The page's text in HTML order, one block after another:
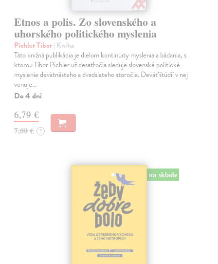
Etnos a polis. Zo slovenského a
uhorského politického myslenia
Pichler Tibor| Kniha
Táto knižná publikácia je dielom kontinuity myslenia a bádania, s
ktorou Tibor Pichler už desaťročia sleduje slovenské politické
myslenie devätnásteho a dvadsiateho storočia. Deväť štúdií v nej
venuje…
Do 4 dní
6,79 €
7,00 € ?
na sklade